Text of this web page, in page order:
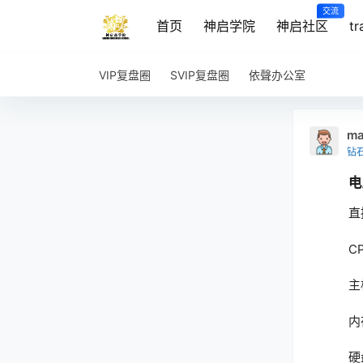
首页 神启学院 神启社区
交流
VIP复盘圈 SVIP复盘圈 依聲办公室
钻